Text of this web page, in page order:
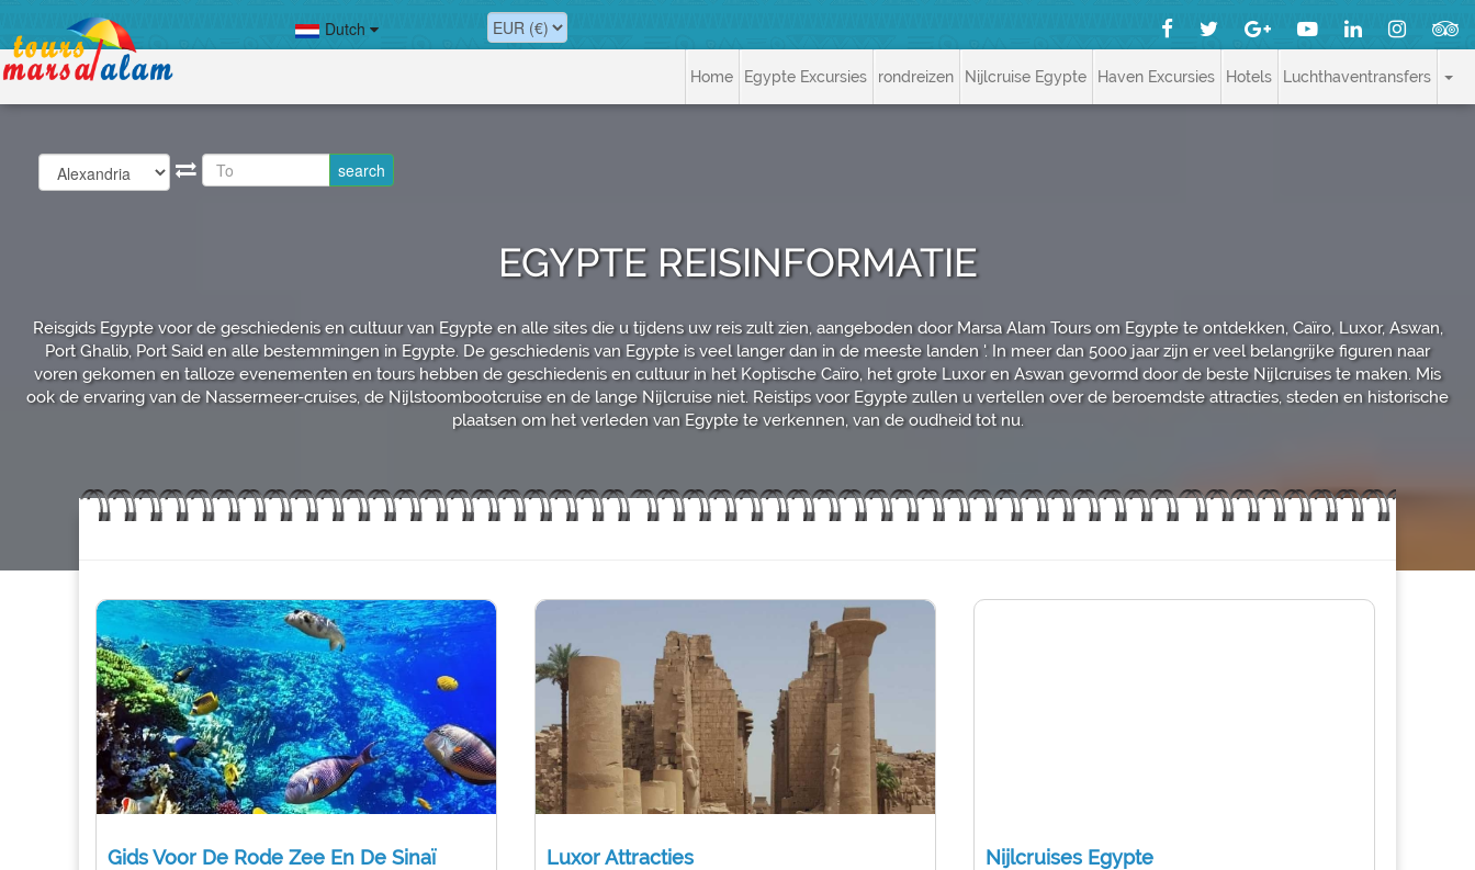
Dutch
Home Egypte Excursies rondreizen Nijlcruise Egypte Haven Excursies Hotels Luchthaventransfers
EGYPTE REISINFORMATIE
Reisgids Egypte voor de geschiedenis en cultuur van Egypte en alle sites die u tijdens uw reis zult zien, aangeboden door Marsa Alam Tours om Egypte te ontdekken, Caïro, Luxor, Aswan,
Port Ghalib, Port Said en alle bestemmingen in Egypte. De geschiedenis van Egypte is veel langer dan in de meeste landen '. In meer dan 5000 jaar zijn er veel belangrijke figuren naar
voren gekomen en talloze evenementen en tours hebben de geschiedenis en cultuur in het Koptische Caïro, het grote Luxor en Aswan gevormd door de beste Nijlcruises te maken. Mis
ook de ervaring van de Nassermeer-cruises, de Nijlstoombootcruise en de lange Nijlcruise niet. Reistips voor Egypte zullen u vertellen over de beroemdste attracties, steden en historische
plaatsen om het verleden van Egypte te verkennen, van de oudheid tot nu.
Gids Voor De Rode Zee En De Sinaï Luxor Attracties Nijlcruises Egypte